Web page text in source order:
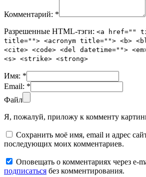
Комментарий: *
Разрешенные HTML-тэги: <a href=""
title=""> <acronym title=""> <b>
<cite> <code> <del datetime="">
<s> <strike> <strong>
Имя: *
Email: *
Файл
Я, пожалуй, приложу к комменту
Сохранить моё имя, email и адрес
последующих моих комментариев.
Оповещать о комментариях через e-
подписаться без комментирования.